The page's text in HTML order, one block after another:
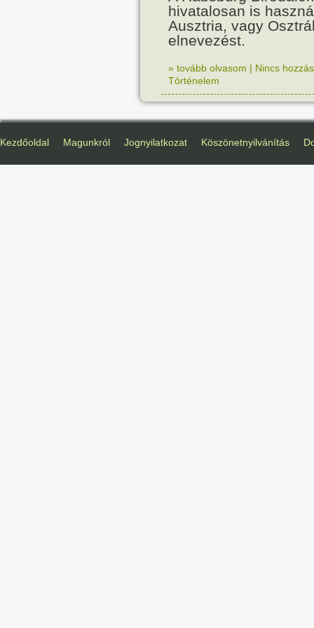
hivatalosan is
Ausztria, vagy
elnevezést.
» tovább olvasom | Nincs
Történelem
Kezdőoldal Magunkról Jognyilatkozat Köszönetnyilvánítás